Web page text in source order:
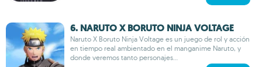
6. NARUTO X BORUTO NINJA VOLTAGE
Naruto X Boruto Ninja Voltage es un juego de rol y acción
en tiempo real ambientado en el manganime Naruto, y
donde veremos tanto personajes...